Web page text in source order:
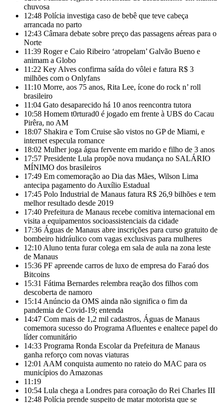
chuvosa
12:48 Polícia investiga caso de bebê que teve cabeça
arrancada no parto
12:43 Câmara debate sobre preço das passagens aéreas para o
Norte
11:39 Roger e Caio Ribeiro ‘atropelam’ Galvão Bueno e
animam a Globo
11:22 Key Alves confirma saída do vôlei e fatura R$ 3
milhões com o Onlyfans
11:10 Morre, aos 75 anos, Rita Lee, ícone do rock n’ roll
brasileiro
11:04 Gato desaparecido há 10 anos reencontra tutora
10:58 Homem t0rturad0 é jogado em frente à UBS do Cacau
Pirêra, no AM
18:07 Shakira e Tom Cruise são vistos no GP de Miami, e
internet especula romance
18:02 Mulher joga água fervente em marido e filho de 3 anos
17:57 Presidente Lula propõe nova mudança no SALÁRIO
MÍNIMO dos brasileiros
17:49 Em comemoração ao Dia das Mães, Wilson Lima
antecipa pagamento do Auxílio Estadual
17:45 Polo Industrial de Manaus fatura R$ 26,9 bilhões e tem
melhor resultado desde 2019
17:40 Prefeitura de Manaus recebe comitiva internacional em
visita a equipamentos socioassistenciais da cidade
17:36 Águas de Manaus abre inscrições para curso gratuito de
bombeiro hidráulico com vagas exclusivas para mulheres
12:10 Aluno tenta furar colega em sala de aula na zona leste
de Manaus
15:36 PF apreende carros de luxo de empresa do Faraó dos
Bitcoins
15:31 Fátima Bernardes relembra reação dos filhos com
descoberta de namoro
15:14 Anúncio da OMS ainda não significa o fim da
pandemia de Covid-19; entenda
14:47 Com mais de 1,2 mil cadastros, Águas de Manaus
comemora sucesso do Programa Afluentes e enaltece papel do
líder comunitário
14:33 Programa Ronda Escolar da Prefeitura de Manaus
ganha reforço com novas viaturas
12:01 AAM conquista aumento no rateio do MAC para os
municípios do Amazonas
11:19
10:54 Lula chega a Londres para coroação do Rei Charles III
12:48 Polícia prende suspeito de matar motorista que se